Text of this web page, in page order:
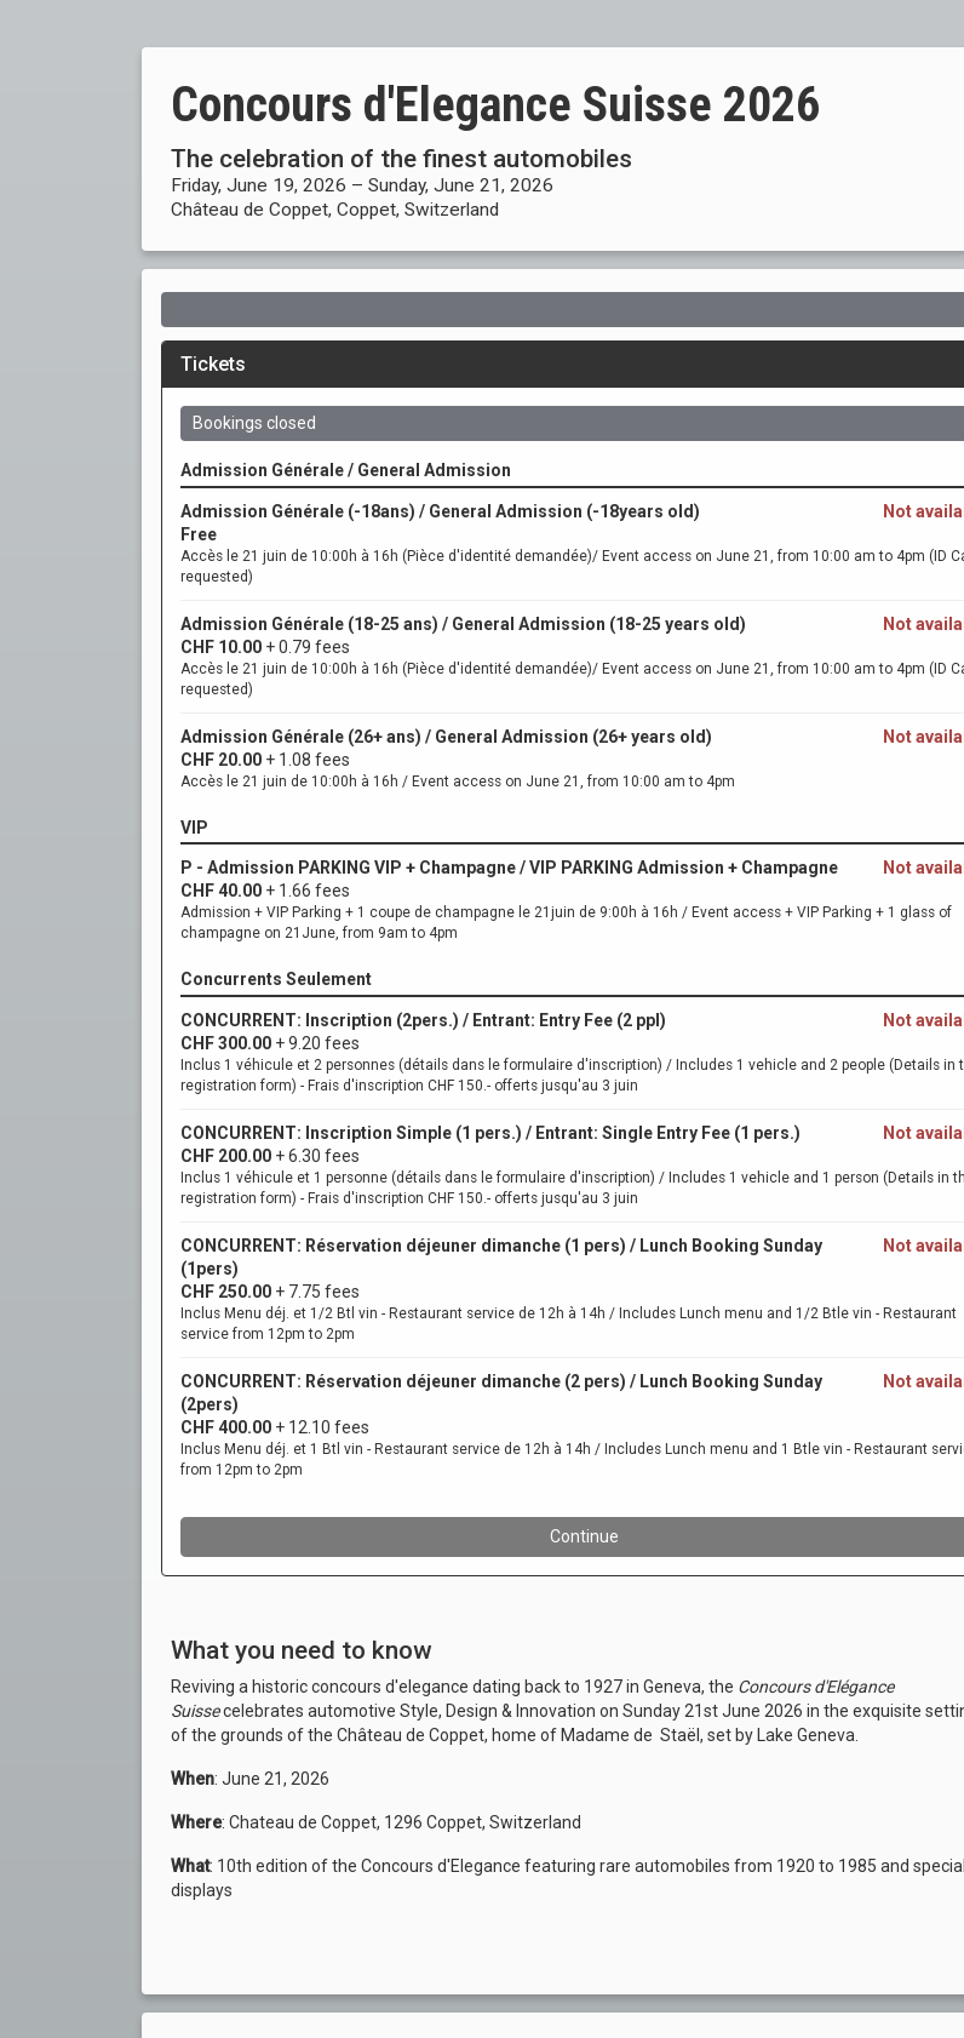
Concours d'Elegance Suisse 2026
The celebration of the finest automobiles
Friday, June 19, 2026 – Sunday, June 21, 2026
Château de Coppet, Coppet, Switzerland
What you need to know
Reviving a historic concours d'elegance dating back to 1927 in Geneva, the Concours d'Elégance
Suissecelebrates automotive Style, Design & Innovation on Sunday 21st June 2026 in the exquisite
of the grounds of the Château de Coppet, home of Madame de Staël, set by Lake Geneva.
When: June 21, 2026
Where: Chateau de Coppet, 1296 Coppet, Switzerland
What: 10th edition of the Concours d'Elegance featuring rare automobiles from 1920 to 1985 and special
displays